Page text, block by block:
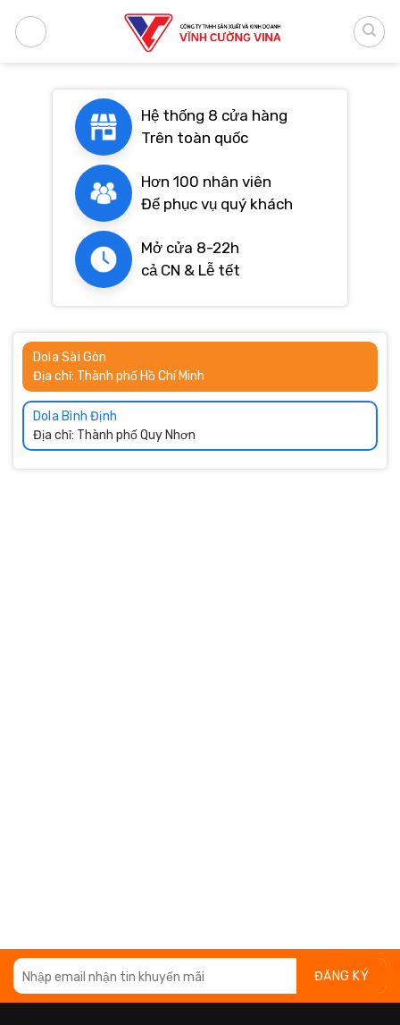
qua
Hệ thống 8 cửa hàng
Trên toàn quốc
Hơn 100 nhân viên
Để phục vụ quý khách
Mở cửa 8-22h
cả CN & Lễ tết
Dola Sài Gòn
Địa chỉ: Thành phố Hồ Chí Minh
Dola Bình Định
Địa chỉ: Thành phố Quy Nhơn